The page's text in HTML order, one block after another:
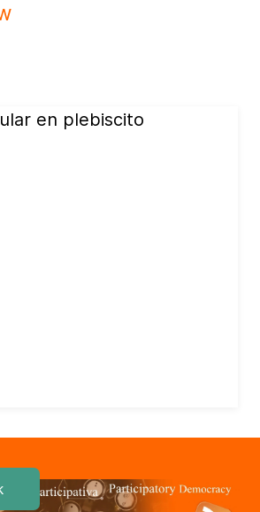
en plebiscito